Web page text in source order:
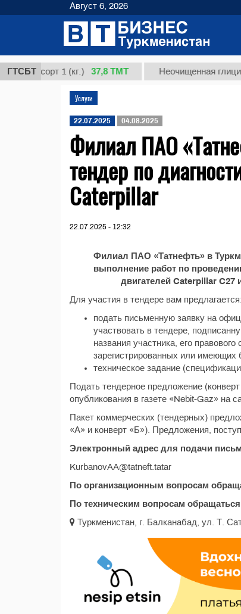
ГТСБТ
сорт 1 (кг.) 37,8 ТМТ Неочищенная
Услуги
22.07.2025 04.08.2025
Филиал ПАО
тендер по
Caterpillar
22.07.2025 - 12:32
Филиал ПАО «Татнефть» в
выполнение работ по
двигателей Caterpillar
Для участия в тендере вам предлагается:
подать письменную заявку на
участвовать в тендере,
названия участника, его
зарегистрированных или имеющих
техническое задание
Подать тендерное предложение
опубликования в газете «Nebit-Gaz» на
Пакет коммерческих (тендерных)
«А» и конверт «Б»). Предложения,
Электронный адрес для подачи
KurbanovAA@tatneft.tatar
По организационным вопросам
По техническим вопросам
Туркменистан, г. Балканабад, ул. Т.
Август 6, 2026